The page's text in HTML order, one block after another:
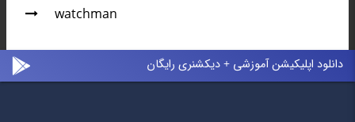
watchman
دانلود اپلیکیشن آموزشی + دیکشنری رایگان